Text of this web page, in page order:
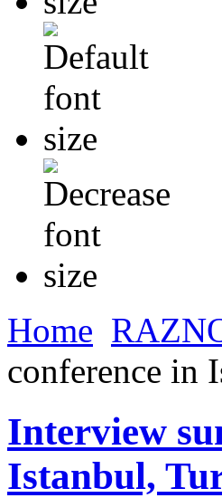
Home
conference in
Interview
Istanbul,